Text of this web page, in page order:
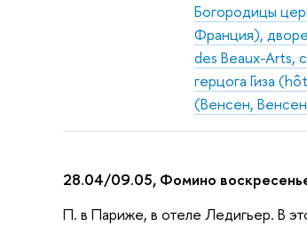
Богородицы
Франция),
des Beaux-Arts,
герцога Гиза
(Венсен,
28.04/09.05, Фомино
П. в Париже, в отеле Ледигьер. В